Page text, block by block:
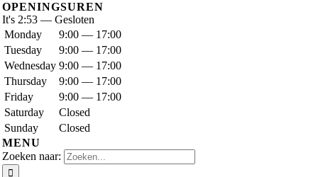
OPENINGSUREN
It's 2:53 — Gesloten
Monday
9:00 — 17:00
Tuesday
9:00 — 17:00
Wednesday 9:00 — 17:00
Thursday
9:00 — 17:00
Friday
9:00 — 17:00
Saturday
Closed
Sunday
Closed
MENU
Zoeken naar: